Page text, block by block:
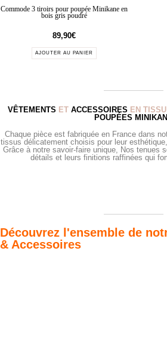
Commode 3 tiroirs pour poupée Minikane en
bois gris poudré
89,90€
AJOUTER AU PANIER
VÊTEMENTS ET ACCESSOIRES EN
POUPÉES
Chaque pièce est fabriquée en France dans
tissus délicatement choisis pour leur
Grâce à notre savoir-faire unique, Nos tenues
détails et leurs finitions raffinées qui
Découvrez l'ensemble de
& Accessoires